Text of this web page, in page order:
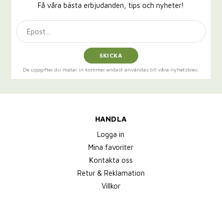
Få våra bästa erbjudanden, tips och nyheter!
SKICKA
De uppgifter du matar in kommer endast användas till våra nyhetsbrev.
HANDLA
Logga in
Mina favoriter
Kontakta oss
Retur & Reklamation
Villkor